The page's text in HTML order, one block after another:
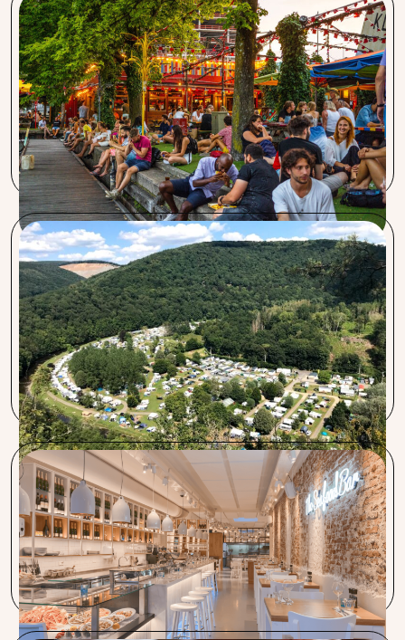
Hannekes Boom, Meneer Nieges & Cannibale
Royale
Procent is een goede horecapartner. Wilco is uitstekend
bereikbaar. De creditcardtarieven zijn laag, besparing op
energie is gunstig en ook het aanbod in verzekeringen is
goed.
Club Benelux La-Roche-en-Ardenne
Wij kwamen bij Procent vanwege hun voordelige tarieven
en snelle service. Procent onderscheidt zich door een
eerlijke opinie en kennis van de markt. Voor ons was de
belangrijkste verandering de voordelige transactietarieven.
De overgang verliep soepel en communicatie was vlot.
The Seafood bar
Het is enorm prettig als een persoon zoals Wilco z’n best
doet om bepaalde inkoopprijzen te managen. Procent
levert uitstekend werk!